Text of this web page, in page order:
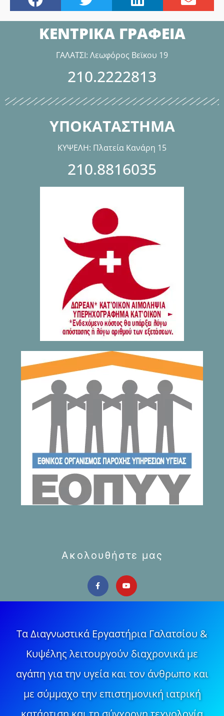
ΚΕΝΤΡΙΚΑ ΓΡΑΦΕΙΑ
ΓΑΛΑΤΣΙ: Λεωφόρος Βεϊκου 19
210.2222813
ΥΠΟΚΑΤΑΣΤΗΜΑ
ΚΥΨΕΛΗ: Πλατεία Κανάρη 15
210.8816035
Ακολουθήστε μας
Τα Διαγνωστικά Εργαστήρια Γαλατσίου &
Κυψέλης λειτουργούν διαχρονικά με
αγάπη για την υγεία και τον άνθρωπο και
με σύμμαχο την επιστημονική ιατρική